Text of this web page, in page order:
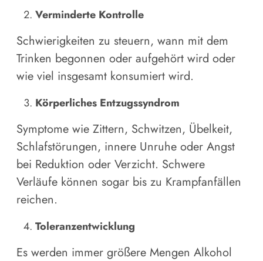
Verminderte Kontrolle
Schwierigkeiten zu steuern, wann mit dem
Trinken begonnen oder aufgehört wird oder
wie viel insgesamt konsumiert wird.
Körperliches Entzugssyndrom
Symptome wie Zittern, Schwitzen, Übelkeit,
Schlafstörungen, innere Unruhe oder Angst
bei Reduktion oder Verzicht. Schwere
Verläufe können sogar bis zu Krampfanfällen
reichen.
Toleranzentwicklung
Es werden immer größere Mengen Alkohol